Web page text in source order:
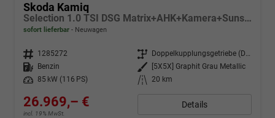
Skoda Kamiq
Selection 1.0 TSI DSG Matrix+AHK+Kamera+Sunset+PDCvohi+Kessy+Sitzheizung+GV4
sofort lieferbar Neuwagen
Fahrzeugnr. 1285272 Getriebe
Doppelkupplungsgetriebe (DSG)
Kraftstoff
Benzin Außenfarbe
[5X5X] Graphit Grau Metallic
Leistung
85 kW (116 PS) Kilometerstand 20 km
26.969,– €
incl. 19% MwSt.
Details